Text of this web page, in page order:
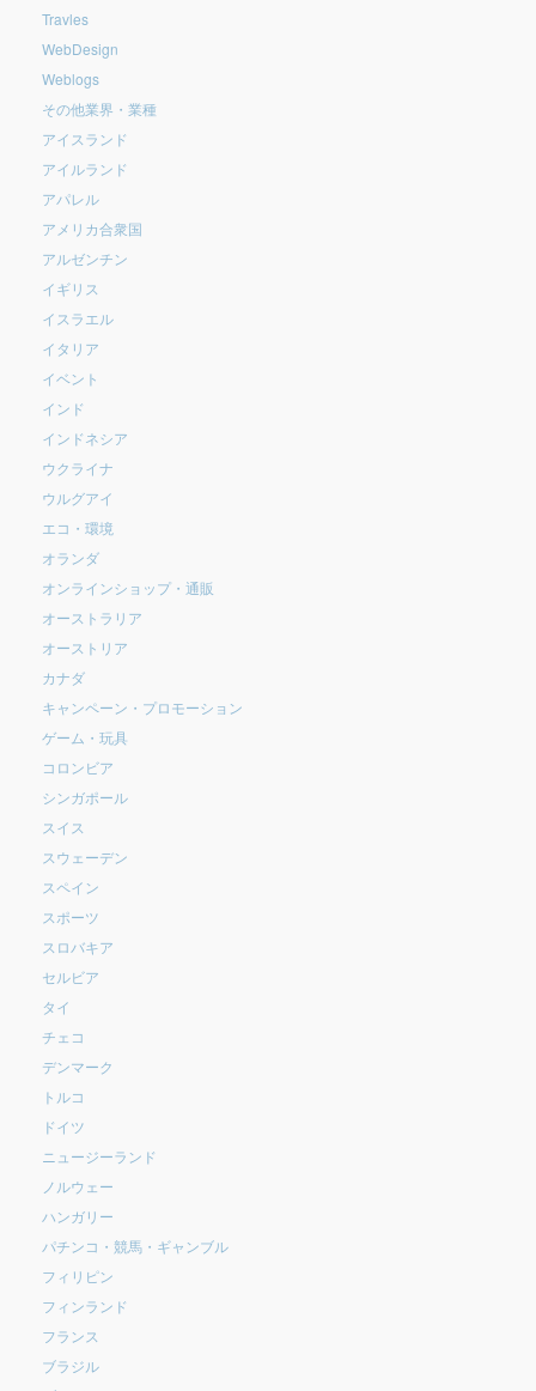
Travles
WebDesign
Weblogs
その他業界・業種
アイスランド
アイルランド
アパレル
アメリカ合衆国
アルゼンチン
イギリス
イスラエル
イタリア
イベント
インド
インドネシア
ウクライナ
ウルグアイ
エコ・環境
オランダ
オンラインショップ・通販
オーストラリア
オーストリア
カナダ
キャンペーン・プロモーション
ゲーム・玩具
コロンビア
シンガポール
スイス
スウェーデン
スペイン
スポーツ
スロバキア
セルビア
タイ
チェコ
デンマーク
トルコ
ドイツ
ニュージーランド
ノルウェー
ハンガリー
パチンコ・競馬・ギャンブル
フィリピン
フィンランド
フランス
ブラジル